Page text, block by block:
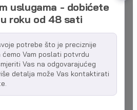
uslugama - dobićete
roku od 48 sati
potrebe što je preciznije
ćemo Vam poslati potvrdu
Vas na odgovarajućeg
detalja može Vas kontaktirati